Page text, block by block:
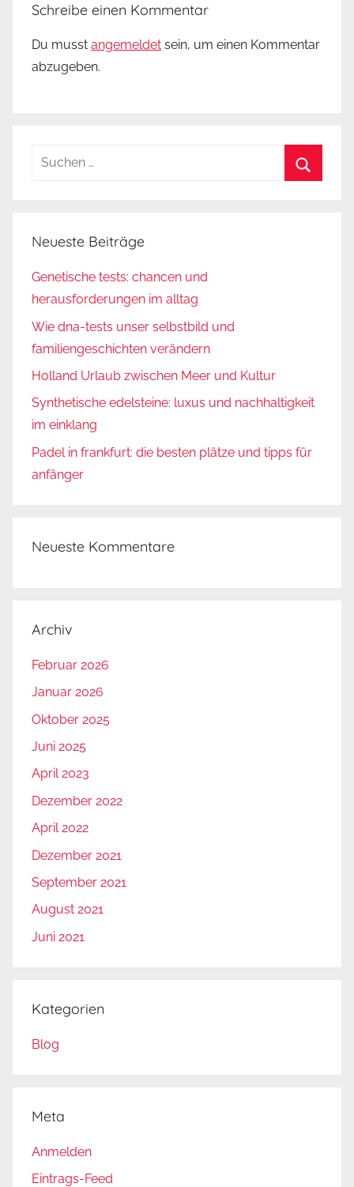
Schreibe einen Kommentar
Du musst angemeldet sein, um einen Kommentar
abzugeben.
Suchen
Neueste Beiträge
Genetische tests: chancen und
herausforderungen im alltag
Wie dna-tests unser selbstbild und
familiengeschichten verändern
Holland Urlaub zwischen Meer und Kultur
Synthetische edelsteine: luxus und nachhaltigkeit
im einklang
Padel in frankfurt: die besten plätze und tipps für
anfänger
Neueste Kommentare
Archiv
Februar 2026
Januar 2026
Oktober 2025
Juni 2025
April 2023
Dezember 2022
April 2022
Dezember 2021
September 2021
August 2021
Juni 2021
Kategorien
Blog
Meta
Anmelden
Eintrags-Feed